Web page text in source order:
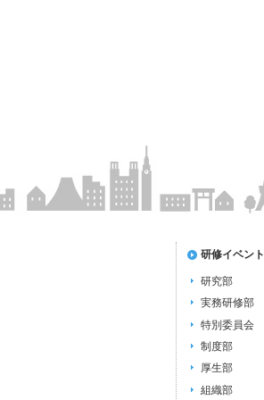
研修イベント
研究部
実務研修部
特別委員会
制度部
厚生部
組織部